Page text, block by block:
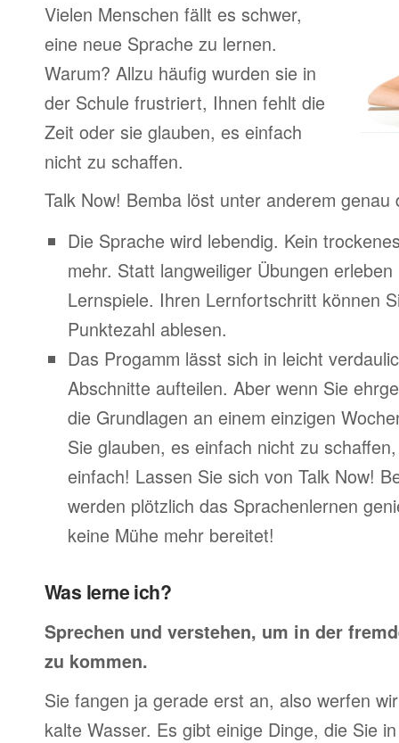
Vielen Menschen fällt es schwer,
eine neue Sprache zu lernen.
Warum? Allzu häufig wurden sie in
der Schule frustriert, Ihnen fehlt die
Zeit oder sie glauben, es einfach
nicht zu schaffen.
Talk Now! Bemba löst unter anderem genau
Die Sprache wird lebendig. Kein
mehr. Statt langweiliger Übungen
Lernspiele. Ihren Lernfortschritt können
Punktezahl ablesen.
Das Progamm lässt sich in leicht
Abschnitte aufteilen. Aber wenn Sie
die Grundlagen an einem einzigen
Sie glauben, es einfach nicht zu
einfach! Lassen Sie sich von Talk Now!
werden plötzlich das Sprachenlernen
keine Mühe mehr bereitet!
Was lerne ich?
Sprechen und verstehen, um in der
zu kommen.
Sie fangen ja gerade erst an, also werfen
kalte Wasser. Es gibt einige Dinge, die Sie